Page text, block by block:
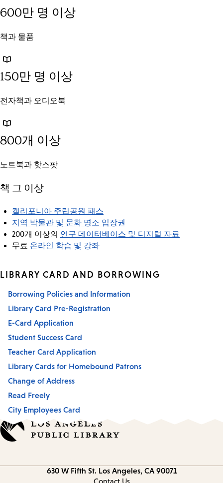
600만 명 이상
책과 물품
150만 명 이상
전자책과 오디오북
800개 이상
노트북과 핫스팟
책 그 이상
캘리포니아 주립공원 패스
지역 박물관 및 문화 명소 입장권
200개 이상의 연구 데이터베이스 및 디지털 자료
무료 온라인 학습 및 강좌
LIBRARY CARD AND BORROWING
Borrowing Policies and Information
Library Card Pre-Registration
E-Card Application
Student Success Card
Teacher Card Application
Library Cards for Homebound Patrons
Change of Address
Read Freely
City Employees Card
630 W Fifth St. Los Angeles, CA 90071
Contact Us